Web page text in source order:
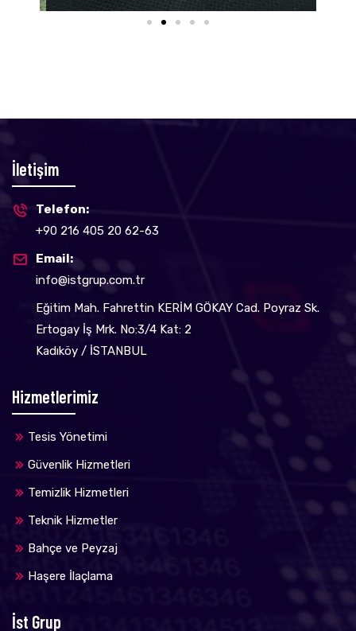
İletişim
Telefon:
+90 216 405 20 62-63
Email:
info@istgrup.com.tr
Eğitim Mah. Fahrettin KERİM GÖKAY Cad. Poyraz Sk.
Ertogay İş Mrk. No:3/4 Kat: 2
Kadıköy / İSTANBUL
Hizmetlerimiz
Tesis Yönetimi
Güvenlik Hizmetleri
Temizlik Hizmetleri
Teknik Hizmetler
Bahçe ve Peyzaj
Haşere İlaçlama
İst Grup